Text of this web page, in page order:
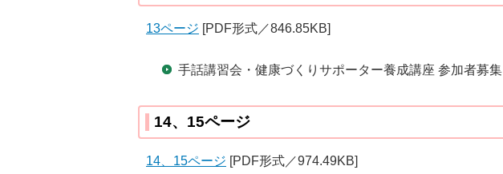
13ページ [PDF形式／846.85KB]
手話講習会・健康づくりサポーター養成講座 参加者募集
14、15ページ
14、15ページ [PDF形式／974.49KB]